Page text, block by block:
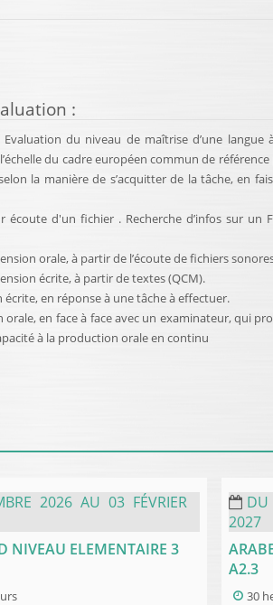
:
Evaluation du niveau de maîtrise d’une
du cadre européen commun de référence
la manière de s’acquitter de la tâche, en
écoute d'un fichier . Recherche d’infos sur un
orale, à partir de l’écoute de fichiers
écrite, à partir de textes (QCM).
écrite, en réponse à une tâche à effectuer.
orale, en face à face avec un examinateur, qui
à la production orale en continu
2026 AU 03 FÉVRIER
NIVEAU ELEMENTAIRE 3
DU
2027
A2.3
30